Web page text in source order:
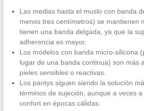
Las medias hasta el muslo con banda
menos tres centímetros) se mantienen
tienen una banda delgada, ya que la
adherencia es mayor.
Los modelos con banda micro-silicona
lugar de una banda continua) son más
pieles sensibles o reactivas.
Los pantys siguen siendo la solución
términos de sujeción, aunque a veces
confort en épocas cálidas.